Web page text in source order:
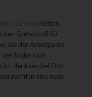
Schwein liefern
den Grundstoff für
die der Avantgarde-
Suche nach
ist, der kann bei Don
damit in eine neue